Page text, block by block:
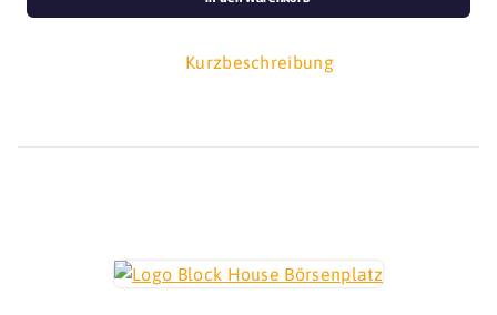
Kurzbeschreibung